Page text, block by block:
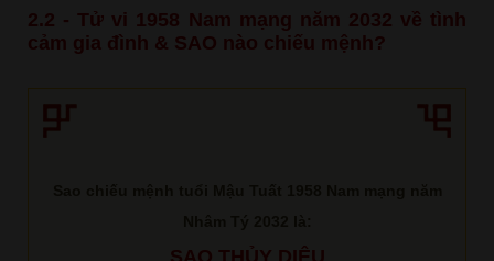
2.2 - Tử vi 1958 Nam mạng năm 2032 về tình
cảm gia đình & SAO nào chiếu mệnh?
SAO THỦY DIỆU